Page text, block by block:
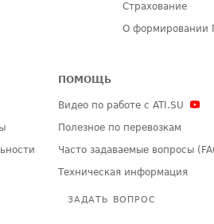
Страхование
О формировании
ПОМОЩЬ
Видео по работе с ATI.SU
Полезное по перевозкам
Часто задаваемые вопросы
Техническая информация
ЗАДАТЬ ВОПРОС